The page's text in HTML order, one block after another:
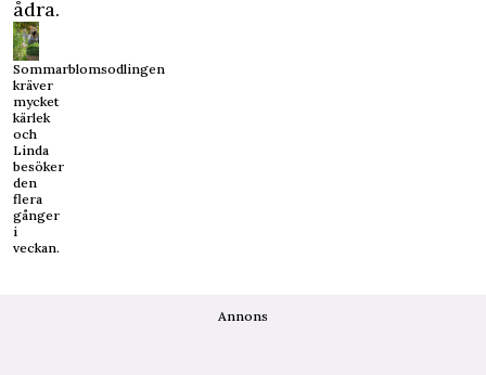
ådra.
Sommarblomsodlingen
kräver
mycket
kärlek
och
Linda
besöker
den
flera
gånger
i
veckan.
Annons